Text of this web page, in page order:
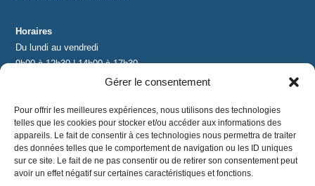
Gérer le consentement
Pour offrir les meilleures expériences, nous utilisons des technologies
telles que les cookies pour stocker et/ou accéder aux informations des
appareils. Le fait de consentir à ces technologies nous permettra de traiter
des données telles que le comportement de navigation ou les ID uniques
sur ce site. Le fait de ne pas consentir ou de retirer son consentement peut
avoir un effet négatif sur certaines caractéristiques et fonctions.
Horaires
Du lundi au vendredi
9h00 à 12h30 | 14h00 à 17h30
contact@lnea-audition.com
+33 (0)1 34 67 67 17